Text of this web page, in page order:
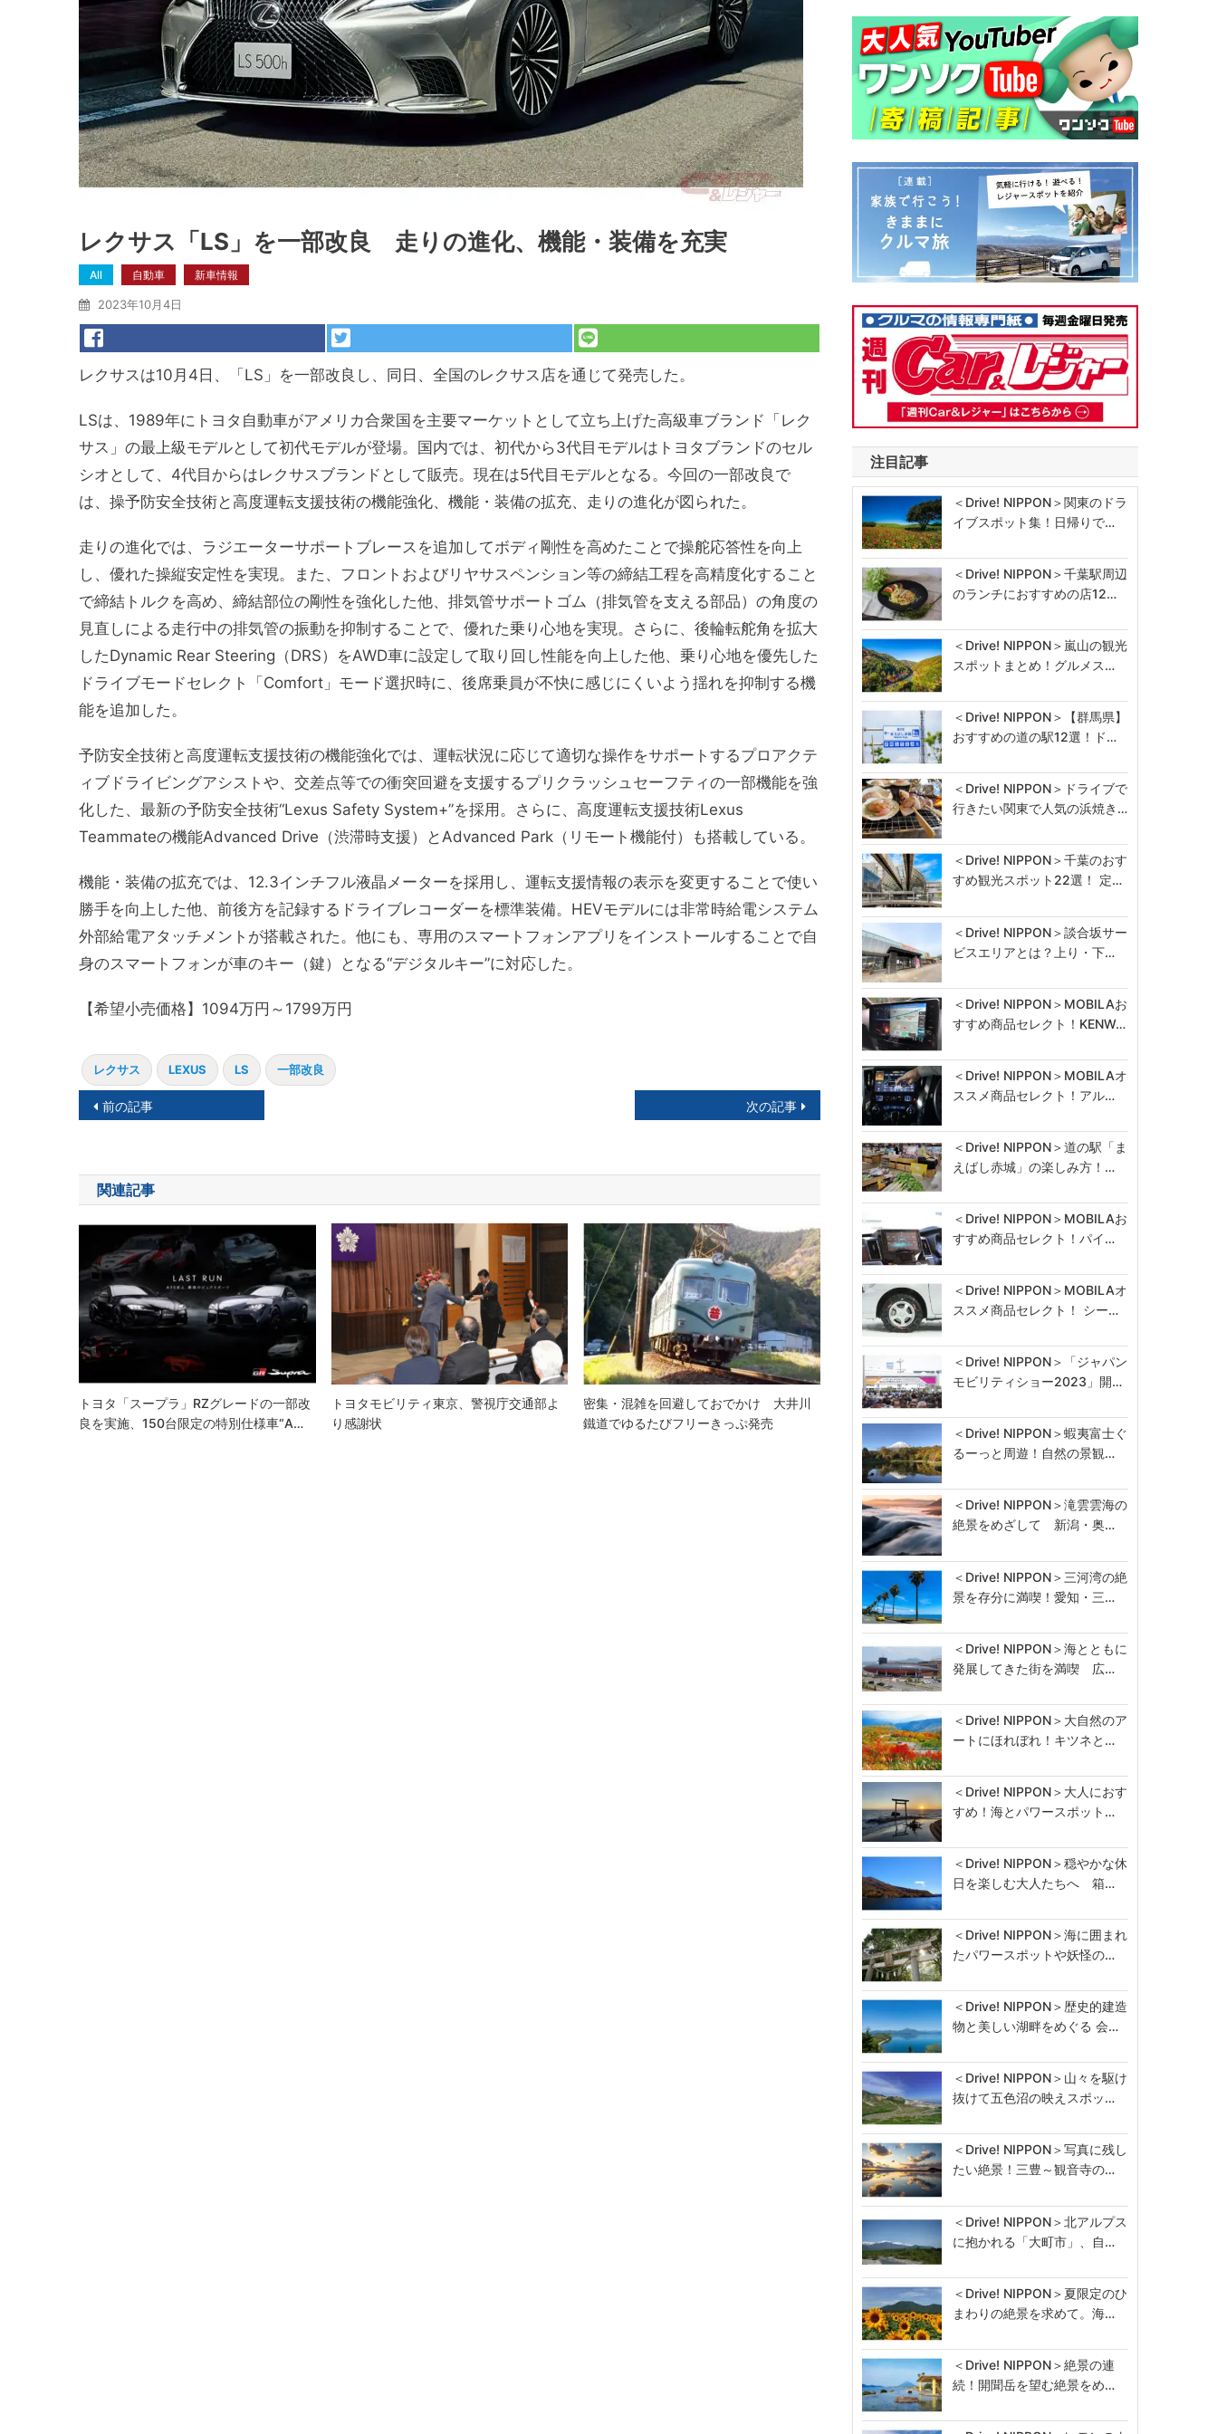
レクサス「LS」を一部改良 走りの進化、機能・装備を充実
All 自動車 新車情報
2023年10月4日
レクサスは10月4日、「LS」を一部改良し、同日、全国のレクサス店を通じて発売した。
LSは、1989年にトヨタ自動車がアメリカ合衆国を主要マーケットとして立ち上げた高級車ブランド「レク
サス」の最上級モデルとして初代モデルが登場。国内では、初代から3代目モデルはトヨタブランドのセル
シオとして、4代目からはレクサスブランドとして販売。現在は5代目モデルとなる。今回の一部改良で
は、操予防安全技術と高度運転支援技術の機能強化、 機能・装備の拡充、走りの進化が図られた。
走りの進化では、ラジエーターサポートブレースを追加してボディ剛性を高めたことで操舵応答性を向上
し、優れた操縦安定性を実現。また、フロントおよびリヤサスペンション等の締結工程を高精度化すること
で締結トルクを高め、締結部位の剛性を強化した他、排気管サポートゴム（排気管を支える部品）の角度の
見直しによる走行中の排気管の振動を抑制することで、優れた乗り心地を実現。さらに、後輪転舵角を拡大
したDynamic Rear Steering（DRS）をAWD車に設定して取り回し性能を向上した他、乗り心地を優先した
ドライブモードセレクト「Comfort」モード選択時に、後席乗員が不快に感じにくいよう揺れを抑制する機
能を追加した。
予防安全技術と高度運転支援技術の機能強化では、運転状況に応じて適切な操作をサポートするプロアクテ
ィブドライビングアシストや、交差点等での衝突回避を支援するプリクラッシュセーフティの一部機能を強
化した、最新の予防安全技術“Lexus Safety System+”を採用。さらに、高度運転支援技術Lexus
Teammateの機能Advanced Drive（渋滞時支援）とAdvanced Park（リモート機能付）も搭載している。
機能・装備の拡充では、12.3インチフル液晶メーターを採用し、運転支援情報の表示を変更することで使い
勝手を向上した他、前後方を記録するドライブレコーダーを標準装備。HEVモデルには非常時給電システム
外部給電アタッチメントが搭載された。他にも、専用のスマートフォンアプリをインストールすることで自
身のスマートフォンが車のキー（鍵）となる“デジタルキー”に対応した。
【希望小売価格】1094万円～1799万円
レクサス LEXUS LS 一部改良
投
ナ
ビ
ゲ
ー
シ
ョ
ン
前の記事 次の記事
関連記事
トヨタ「スープラ」RZグレードの一部改
良を実施、150台限定の特別仕様車“A…
トヨタモビリティ東京、警視庁交通部よ
り感謝状
密集・混雑を回避しておでかけ 大井川
鐵道でゆるたびフリーきっぷ発売
注目記事
＜Drive! NIPPON＞関東のドラ
イブスポット集！日帰りで…
＜Drive! NIPPON＞千葉駅周辺
のランチにおすすめの店12…
＜Drive! NIPPON＞嵐山の観光
スポットまとめ！グルメス…
＜Drive! NIPPON＞【群馬県】
おすすめの道の駅12選！ド…
＜Drive! NIPPON＞ドライブで
行きたい関東で人気の浜焼き…
＜Drive! NIPPON＞千葉のおす
すめ観光スポット22選！ 定…
＜Drive! NIPPON＞談合坂サー
ビスエリアとは？上り・下…
＜Drive! NIPPON＞MOBILAお
すすめ商品セレクト！KENW…
＜Drive! NIPPON＞MOBILAオ
ススメ商品セレクト！アル…
＜Drive! NIPPON＞道の駅「ま
えばし赤城」の楽しみ方！…
＜Drive! NIPPON＞MOBILAお
すすめ商品セレクト！パイ…
＜Drive! NIPPON＞MOBILAオ
ススメ商品セレクト！ シー…
＜Drive! NIPPON＞「ジャパン
モビリティショー2023」開…
＜Drive! NIPPON＞蝦夷富士ぐ
るーっと周遊！自然の景観…
＜Drive! NIPPON＞滝雲雲海の
絶景をめざして 新潟・奥…
＜Drive! NIPPON＞三河湾の絶
景を存分に満喫！愛知・三…
＜Drive! NIPPON＞海とともに
発展してきた街を満喫 広…
＜Drive! NIPPON＞大自然のア
ートにほれぼれ！キツネと…
＜Drive! NIPPON＞大人におす
すめ！海とパワースポット…
＜Drive! NIPPON＞穏やかな休
日を楽しむ大人たちへ 箱…
＜Drive! NIPPON＞海に囲まれ
たパワースポットや妖怪の…
＜Drive! NIPPON＞歴史的建造
物と美しい湖畔をめぐる 会…
＜Drive! NIPPON＞山々を駆け
抜けて五色沼の映えスポッ…
＜Drive! NIPPON＞写真に残し
たい絶景！三豊～観音寺の…
＜Drive! NIPPON＞北アルプス
に抱かれる「大町市」、自…
＜Drive! NIPPON＞夏限定のひ
まわりの絶景を求めて。海…
＜Drive! NIPPON＞絶景の連
続！開聞岳を望む絶景をめ…